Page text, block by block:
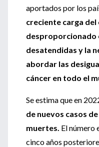
aportados por los
creciente carga del
desproporcionado
desatendidas y la
abordar las
cáncer en todo el
Se estima que en
de nuevos casos
muertes. El número
cinco años